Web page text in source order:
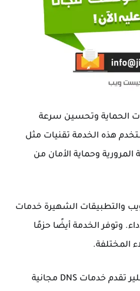
الحماية وتحسين سرعة
هذه الخدمة تقنيات مثل
وحماية الأمان من
والتطبيقات الشهيرة خدمات
وتوفر الخدمة أيضًا حزمًا
المختلفة.
بالإضافة إلى ذلك، فإن كلاودفلير تقدم خدمات DNS مجانية